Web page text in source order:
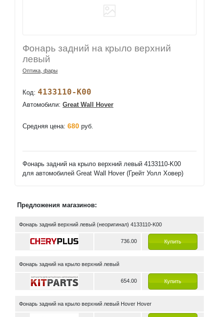
Фонарь задний на крыло верхний
левый
Оптика, фары
Код: 4133110-K00
Автомобили: Great Wall Hover
Средняя цена: 680 руб.
Фонарь задний на крыло верхний левый 4133110-K00
для автомобилей Great Wall Hover (Грейт Уолл Ховер)
Предложения магазинов:
Фонарь задний верхний левый (неоригинал) 4133110-K00
736.00 Купить
Фонарь задний на крыло верхний левый
654.00 Купить
Фонарь задний на крыло верхний левый Hover Hover